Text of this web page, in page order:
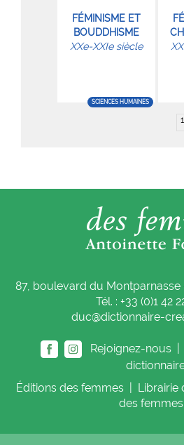
FÉMINISME ET
BOUDDHISME
XXe-XXIe siècle
SCIENCES HUMAINES
1
87, boulevard du Montparnasse
Tél. : +33 (0)1 42
duc@dictionnaire-
Rejoignez-nous |
Éditions des femmes Librairie
des femmes